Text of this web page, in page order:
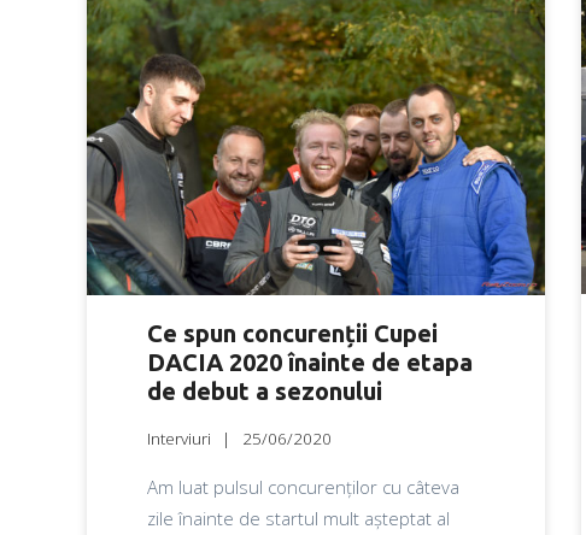
Ce spun concurenții Cupei
DACIA 2020 înainte de etapa
de debut a sezonului
Interviuri 25/06/2020
Am luat pulsul concurenților cu câteva
zile înainte de startul mult așteptat al